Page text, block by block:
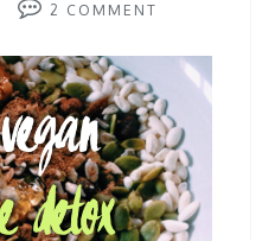
2 COMMENT